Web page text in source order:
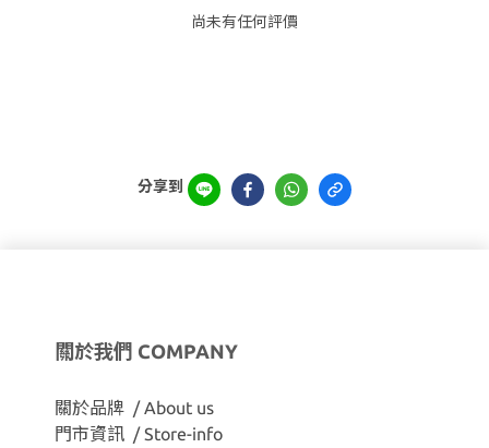
尚未有任何評價
分享到
關於我們 COMPANY
關於品牌 / About us
門市資訊 / Store-info